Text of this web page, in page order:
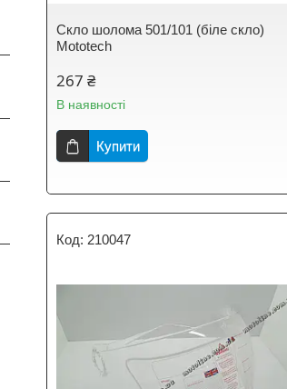
Скло шолома 501/101 (біле скло)
Mototech
267 ₴
В наявності
Купити
210047